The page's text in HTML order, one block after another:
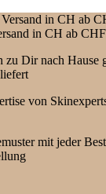
in CH ab